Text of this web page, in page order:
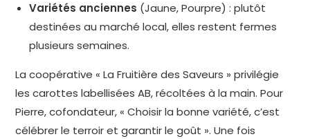
Variétés anciennes (Jaune, Pourpre) : plutôt
destinées au marché local, elles restent fermes
plusieurs semaines.
La coopérative « La Fruitière des Saveurs » privilégie
les carottes labellisées AB, récoltées à la main. Pour
Pierre, cofondateur, « Choisir la bonne variété, c’est
célébrer le terroir et garantir le goût ». Une fois